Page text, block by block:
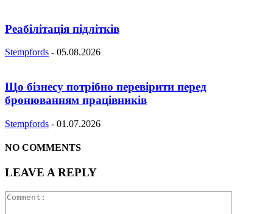
Реабілітація підлітків
Stempfords - 05.08.2026
Що бізнесу потрібно перевірити перед
бронюванням працівників
Stempfords - 01.07.2026
NO COMMENTS
LEAVE A REPLY